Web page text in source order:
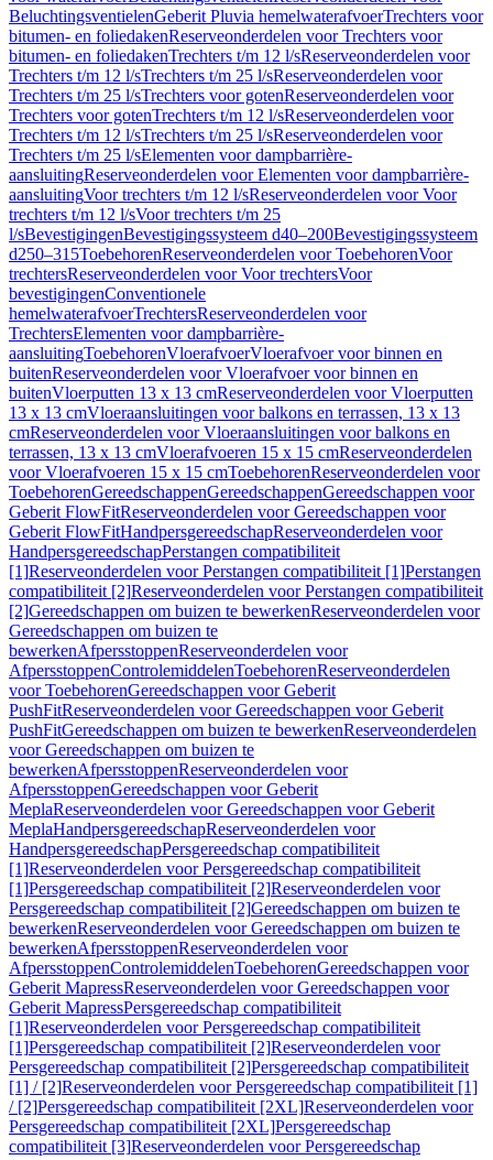
BeluchtingsventielenGeberit Pluvia hemelwaterafvoerTrechters voor
bitumen- en foliedakenReserveonderdelen voor Trechters voor
bitumen- en foliedakenTrechters t/m 12 l/sReserveonderdelen voor
Trechters t/m 12 l/sTrechters t/m 25 l/sReserveonderdelen voor
Trechters t/m 25 l/sTrechters voor gotenReserveonderdelen voor
Trechters voor gotenTrechters t/m 12 l/sReserveonderdelen voor
Trechters t/m 12 l/sTrechters t/m 25 l/sReserveonderdelen voor
Trechters t/m 25 l/sElementen voor dampbarrière-
aansluitingReserveonderdelen voor Elementen voor dampbarrière-
aansluitingVoor trechters t/m 12 l/sReserveonderdelen voor Voor
trechters t/m 12 l/sVoor trechters t/m 25
l/sBevestigingenBevestigingssysteem d40–200Bevestigingssysteem
d250–315ToebehorenReserveonderdelen voor ToebehorenVoor
trechtersReserveonderdelen voor Voor trechtersVoor
bevestigingenConventionele
hemelwaterafvoerTrechtersReserveonderdelen voor
TrechtersElementen voor dampbarrière-
aansluitingToebehorenVloerafvoerVloerafvoer voor binnen en
buitenReserveonderdelen voor Vloerafvoer voor binnen en
buitenVloerputten 13 x 13 cmReserveonderdelen voor Vloerputten
13 x 13 cmVloeraansluitingen voor balkons en terrassen, 13 x 13
cmReserveonderdelen voor Vloeraansluitingen voor balkons en
terrassen, 13 x 13 cmVloerafvoeren 15 x 15 cmReserveonderdelen
voor Vloerafvoeren 15 x 15 cmToebehorenReserveonderdelen voor
ToebehorenGereedschappenGereedschappenGereedschappen voor
Geberit FlowFitReserveonderdelen voor Gereedschappen voor
Geberit FlowFitHandpersgereedschapReserveonderdelen voor
HandpersgereedschapPerstangen compatibiliteit
[1]Reserveonderdelen voor Perstangen compatibiliteit [1]Perstangen
compatibiliteit [2]Reserveonderdelen voor Perstangen compatibiliteit
[2]Gereedschappen om buizen te bewerkenReserveonderdelen voor
Gereedschappen om buizen te
bewerkenAfpersstoppenReserveonderdelen voor
AfpersstoppenControlemiddelenToebehorenReserveonderdelen
voor ToebehorenGereedschappen voor Geberit
PushFitReserveonderdelen voor Gereedschappen voor Geberit
PushFitGereedschappen om buizen te bewerkenReserveonderdelen
voor Gereedschappen om buizen te
bewerkenAfpersstoppenReserveonderdelen voor
AfpersstoppenGereedschappen voor Geberit
MeplaReserveonderdelen voor Gereedschappen voor Geberit
MeplaHandpersgereedschapReserveonderdelen voor
HandpersgereedschapPersgereedschap compatibiliteit
[1]Reserveonderdelen voor Persgereedschap compatibiliteit
[1]Persgereedschap compatibiliteit [2]Reserveonderdelen voor
Persgereedschap compatibiliteit [2]Gereedschappen om buizen te
bewerkenReserveonderdelen voor Gereedschappen om buizen te
bewerkenAfpersstoppenReserveonderdelen voor
AfpersstoppenControlemiddelenToebehorenGereedschappen voor
Geberit MapressReserveonderdelen voor Gereedschappen voor
Geberit MapressPersgereedschap compatibiliteit
[1]Reserveonderdelen voor Persgereedschap compatibiliteit
[1]Persgereedschap compatibiliteit [2]Reserveonderdelen voor
Persgereedschap compatibiliteit [2]Persgereedschap compatibiliteit
[1] / [2]Reserveonderdelen voor Persgereedschap compatibiliteit [1]
/ [2]Persgereedschap compatibiliteit [2XL]Reserveonderdelen voor
Persgereedschap compatibiliteit [2XL]Persgereedschap
compatibiliteit [3]Reserveonderdelen voor Persgereedschap